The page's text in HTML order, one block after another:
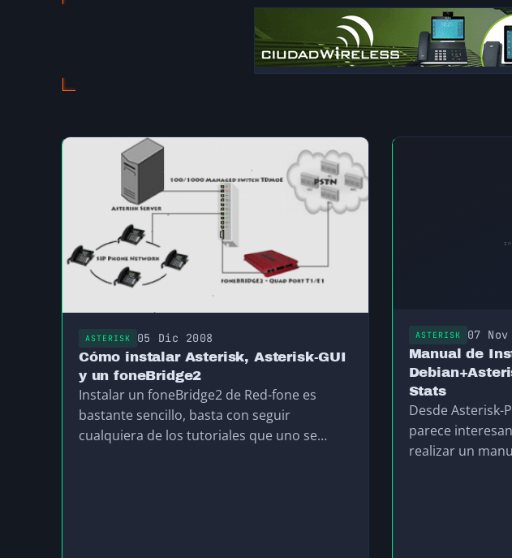
ASTERISK 05 Dic 2008
Cómo instalar Asterisk, Asterisk-GUI
y un foneBridge2
Instalar un foneBridge2 de Red-fone es
bastante sencillo, basta con seguir
cualquiera de los tutoriales que uno se
ASTERISK 07
Manual de
Stats
Desde Asterisk-
parece
realizar un